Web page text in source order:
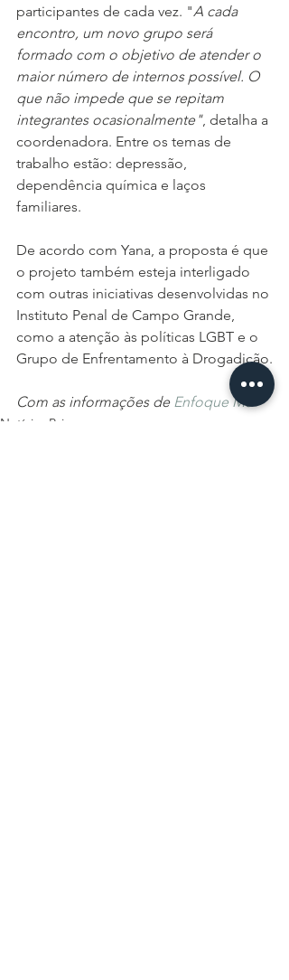
participantes de cada vez. "A cada
encontro, um novo grupo será
formado com o objetivo de atender o
maior número de internos possível. O
que não impede que se repitam
integrantes ocasionalmente", detalha a
coordenadora. Entre os temas de
trabalho estão: depressão,
dependência química e laços
familiares.
De acordo com Yana, a proposta é que
o projeto também esteja interligado
com outras iniciativas desenvolvidas no
Instituto Penal de Campo Grande,
como a atenção às políticas LGBT e o
Grupo de Enfrentamento à Drogadição.
Com as informações de Enfoque MS
Notícias Psi